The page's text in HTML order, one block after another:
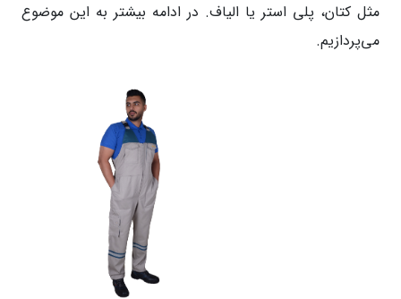
مثل کتان، پلی استر یا الیاف. در ادامه بیشتر به این موضوع
می‌پردازیم.